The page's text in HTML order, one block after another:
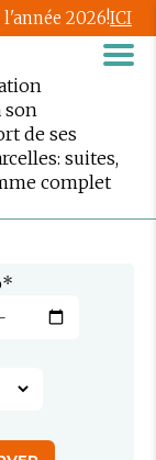
2026!ICI
son
de ses
suites,
complet
*